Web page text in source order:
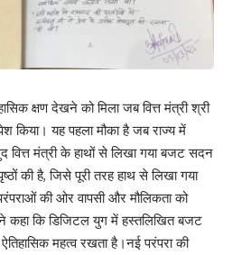
क्षण देखने को मिला जब वित्त मंत्री श्री
किया। यह पहला मौका है जब राज्य में
मंत्री के हाथों से लिखा गया बजट सदन
की है, जिसे पूरी तरह हाथ से लिखा गया
की ओर वापसी और मौलिकता को
कहा कि डिजिटल युग में हस्तलिखित बजट
महत्व रखता है।नई परंपरा की